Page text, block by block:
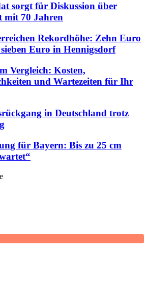
sorgt für Diskussion über
mit 70 Jahren
Rekordhöhe: Zehn Euro
Euro in Hennigsdorf
Vergleich: Kosten,
und Wartezeiten für Ihr
in Deutschland trotz
für Bayern: Bis zu 25 cm